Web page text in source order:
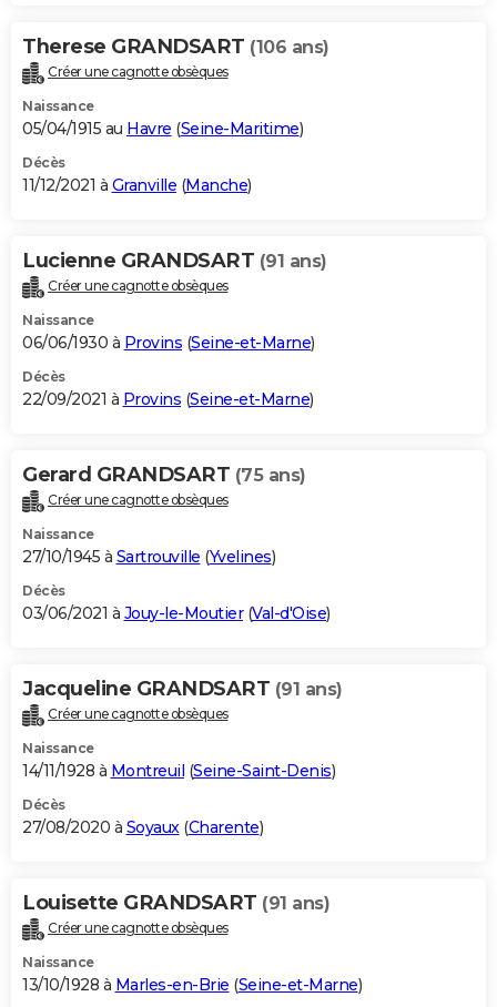
Therese GRANDSART (106 ans)
Créer une cagnotte obsèques
Naissance
05/04/1915 au Havre (Seine-Maritime)
Décès
11/12/2021 à Granville (Manche)
Lucienne GRANDSART (91 ans)
Créer une cagnotte obsèques
Naissance
06/06/1930 à Provins (Seine-et-Marne)
Décès
22/09/2021 à Provins (Seine-et-Marne)
Gerard GRANDSART (75 ans)
Créer une cagnotte obsèques
Naissance
27/10/1945 à Sartrouville (Yvelines)
Décès
03/06/2021 à Jouy-le-Moutier(Val-d'Oise)
Jacqueline GRANDSART (91 ans)
Créer une cagnotte obsèques
Naissance
14/11/1928 à Montreuil (Seine-Saint-Denis)
Décès
27/08/2020 à Soyaux(Charente)
Louisette GRANDSART (91 ans)
Créer une cagnotte obsèques
Naissance
13/10/1928 à Marles-en-Brie (Seine-et-Marne)